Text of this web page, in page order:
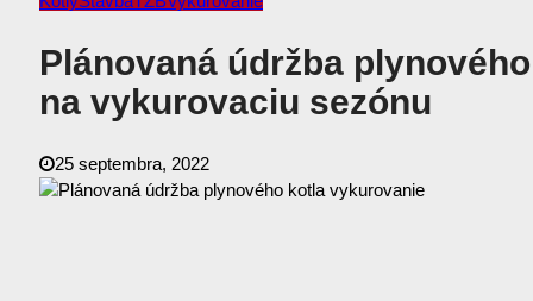
Plánovaná údržba
na vykurovaciu sezónu
25 septembra, 2022